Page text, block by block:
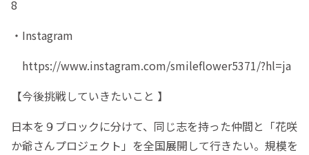
8
・Instagram
https://www.instagram.com/smileflower5371/?hl=ja
【今後挑戦していきたいこと 】
日本を９ブロックに分けて、同じ志を持った仲間と「花咲
か爺さんプロジェクト」を全国展開して行きたい。規模を